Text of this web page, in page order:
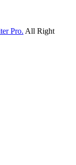
Pro. All Right